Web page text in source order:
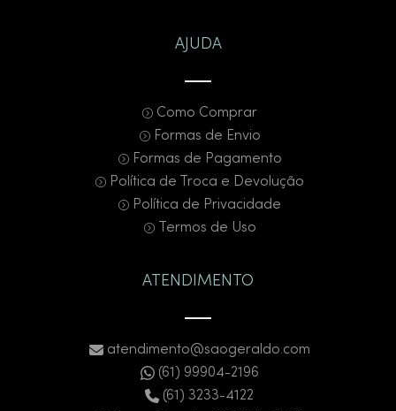
AJUDA
Como Comprar
Formas de Envio
Formas de Pagamento
Política de Troca e Devolução
Política de Privacidade
Termos de Uso
ATENDIMENTO
atendimento@saogeraldo.com
(61) 99904-2196
(61) 3233-4122